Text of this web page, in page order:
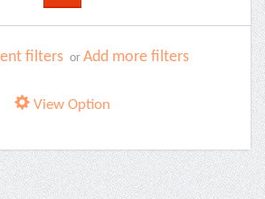
filters or Add more filters
View Option